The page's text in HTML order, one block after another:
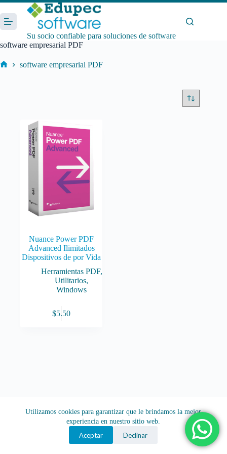
Saltar
al
contenido
Utilizamos cookies para garantizar que le brindamos la mejor
experiencia en nuestro sitio web.
Aceptar Declinar
Su socio confiable para soluciones de software
software empresarial PDF
software empresarial PDF
Nuance Power PDF
Advanced Ilimitados
Dispositivos de por Vida
Herramientas PDF,
Utilitarios,
Windows
$5.50